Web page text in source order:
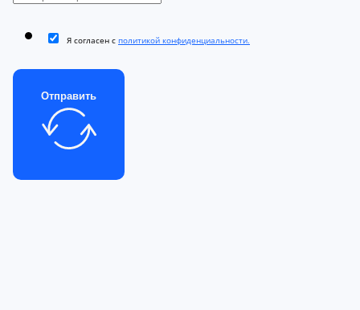
Я согласен с политикой конфиденциальности.
Отправить